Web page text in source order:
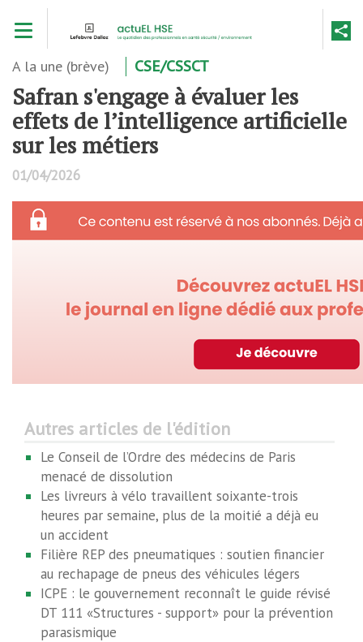
contenu
A la une (brève) CSE/CSSCT
Safran s'engage à évaluer les
effets de l’intelligence artificielle
sur les métiers
01/04/2026
Autres articles de l'édition
Le Conseil de l’Ordre des médecins de Paris
menacé de dissolution
Les livreurs à vélo travaillent soixante-trois
heures par semaine, plus de la moitié a déjà eu
un accident
Filière REP des pneumatiques : soutien financier
au rechapage de pneus des véhicules légers
ICPE : le gouvernement reconnaît le guide révisé
DT 111 «Structures - support» pour la prévention
parasismique